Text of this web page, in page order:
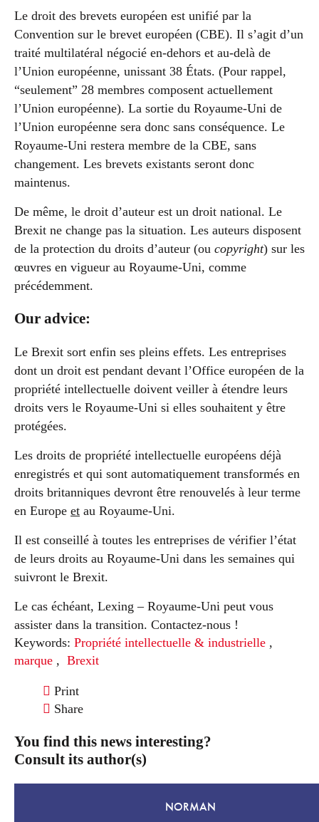
Le droit des brevets européen est unifié par la
Convention sur le brevet européen (CBE). Il s’agit d’un
traité multilatéral négocié en-dehors et au-delà de
l’Union européenne, unissant 38 États. (Pour rappel,
“seulement” 28 membres composent actuellement
l’Union européenne). La sortie du Royaume-Uni de
l’Union européenne sera donc sans conséquence. Le
Royaume-Uni restera membre de la CBE, sans
changement. Les brevets existants seront donc
maintenus.
De même, le droit d’auteur est un droit national. Le
Brexit ne change pas la situation. Les auteurs disposent
de la protection du droits d’auteur (ou copyright) sur les
œuvres en vigueur au Royaume-Uni, comme
précédemment.
Our advice:
Le Brexit sort enfin ses pleins effets. Les entreprises
dont un droit est pendant devant l’Office européen de la
propriété intellectuelle doivent veiller à étendre leurs
droits vers le Royaume-Uni si elles souhaitent y être
protégées.
Les droits de propriété intellectuelle européens déjà
enregistrés et qui sont automatiquement transformés en
droits britanniques devront être renouvelés à leur terme
en Europe et au Royaume-Uni.
Il est conseillé à toutes les entreprises de vérifier l’état
de leurs droits au Royaume-Uni dans les semaines qui
suivront le Brexit.
Le cas échéant, Lexing – Royaume-Uni peut vous
assister dans la transition. Contactez-nous !
Keywords: Propriété intellectuelle & industrielle ,
marque , Brexit
Print
Share
You find this news interesting?
Consult its author(s)
NORMAN